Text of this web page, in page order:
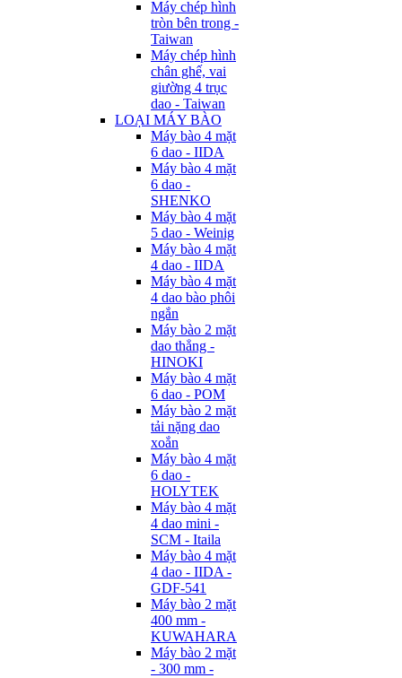
Máy chép hình
tròn bên trong -
Taiwan
Máy chép hình
chân ghế, vai
giường 4 trục
dao - Taiwan
LOẠI MÁY BÀO
Máy bào 4 mặt
6 dao - IIDA
Máy bào 4 mặt
6 dao -
SHENKO
Máy bào 4 mặt
5 dao - Weinig
Máy bào 4 mặt
4 dao - IIDA
Máy bào 4 mặt
4 dao bào phôi
ngắn
Máy bào 2 mặt
dao thẳng -
HINOKI
Máy bào 4 mặt
6 dao - POM
Máy bào 2 mặt
tải nặng dao
xoắn
Máy bào 4 mặt
6 dao -
HOLYTEK
Máy bào 4 mặt
4 dao mini -
SCM - Itaila
Máy bào 4 mặt
4 dao - IIDA -
GDF-541
Máy bào 2 mặt
400 mm -
KUWAHARA
Máy bào 2 mặt
- 300 mm -